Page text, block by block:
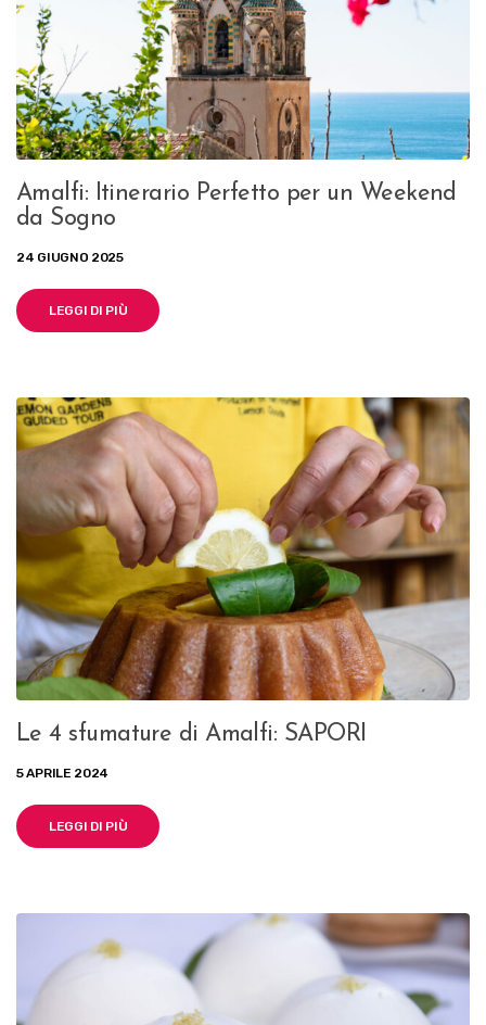
Amalfi: Itinerario Perfetto per un Weekend
da Sogno
24 GIUGNO 2025
LEGGI DI PIÙ
Le 4 sfumature di Amalfi: SAPORI
5 APRILE 2024
LEGGI DI PIÙ